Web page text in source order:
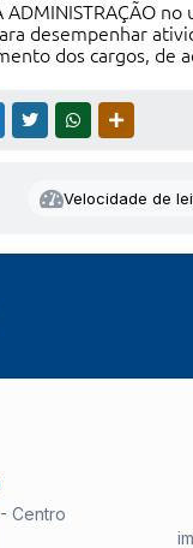
ADMINISTRAÇÃO
desempenhar
dos cargos, de
MESSENGER
TWITTERWHATSAPP
Velocidade de
Centro